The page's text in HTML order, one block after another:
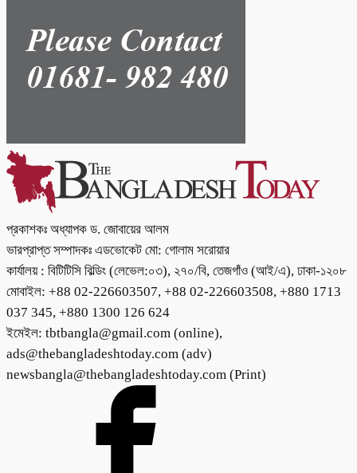
প্রকাশকঃ অধ্যাপক ড. জোবায়ের আলম
ভারপ্রাপ্ত সম্পাদকঃ এডভোকেট মো: গোলাম সরোয়ার
কার্যালয় : বিটিটিসি বিল্ডিং (লেভেল:০৩), ২৭০/বি, তেজগাঁও (আই/এ), ঢাকা-১২০৮
মোবাইল: +88 02-226603507, +88 02-226603508, +880 1713
037 345, +880 1300 126 624
ইমেইল: tbtbangla@gmail.com (online),
ads@thebangladeshtoday.com (adv)
newsbangla@thebangladeshtoday.com (Print)